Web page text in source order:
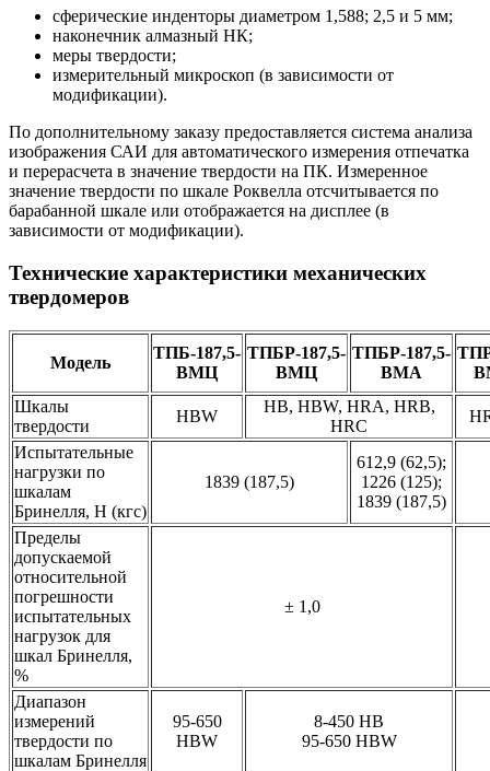
сферические инденторы диаметром 1,588; 2,5 и 5 мм;
наконечник алмазный НК;
меры твердости;
измерительный микроскоп (в зависимости от
модификации).
По дополнительному заказу предоставляется система анализа
изображения САИ для автоматического измерения отпечатка
и перерасчета в значение твердости на ПК. Измеренное
значение твердости по шкале Роквелла отсчитывается по
барабанной шкале или отображается на дисплее (в
зависимости от модификации).
Технические характеристики механических
твердомеров
Модель
ТПБ-187,5-
ВМЦ
ТПБР-187,5-
ВМЦ
ТПБР-187,5-
ВМА
Шкалы
твердости
HBW
HB, HBW, HRA, HRB,
HRC
Испытательные
нагрузки по
шкалам
Бринелля, Н (кгс)
1839 (187,5)
612,9 (62,5);
1226 (125);
1839 (187,5)
Пределы
допускаемой
относительной
погрешности
испытательных
нагрузок для
шкал Бринелля,
%
± 1,0
Диапазон
измерений
твердости по
шкалам Бринелля
95-650
HBW
8-450 HB
95-650 HBW